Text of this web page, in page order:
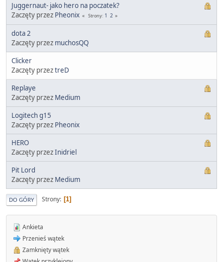
Juggernaut- jako hero na poczatek?
Zaczęty przez Pheonix Strony 1 2
dota 2
Zaczęty przez muchosQQ
Clicker
Zaczęty przeztreD
Replaye
Zaczęty przez Medium
Logitech g15
Zaczęty przez Pheonix
HERO
Zaczęty przezInidriel
Pit Lord
Zaczęty przez Medium
DO GÓRY Strony 1
Ankieta
Przenieś wątek
Zamknięty wątek